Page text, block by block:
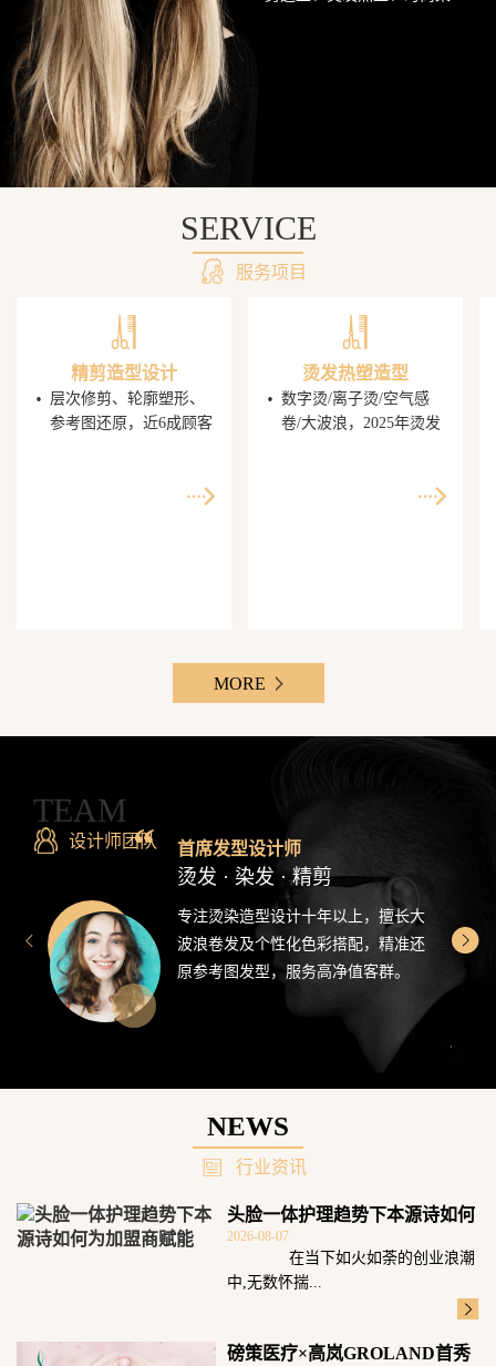
站
SERVICE
服务项目
精剪造型设计
· 层次修剪、轮廓塑形、
参考图还原，近6成顾客
烫发热塑造型
· 数字烫/离子烫/空气感
卷/大波浪，2025年烫发
世代最爱分享的发型设
MORE
TEAM
设计师团队 首席发型设计师
烫发 · 染发 · 精剪
专注烫染造型设计十年以上，擅长大
波浪卷发及个性化色彩搭配，精准还
原参考图发型，服务高净值客群。
NEWS
行业资讯
头脸一体护理趋势下本源诗如何
为加盟商赋能
2026-08-07
在当下如火如荼的创业浪潮
中,无数怀揣...
磅策医疗×高岚GROLAND首秀